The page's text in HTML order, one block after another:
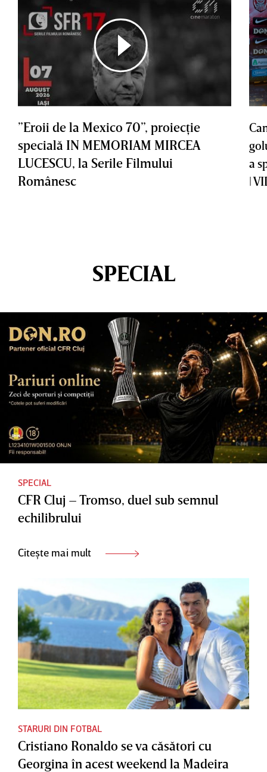
”Eroii de la Mexico 70”, proiecţie
specială IN MEMORIAM MIRCEA
LUCESCU, la Serile Filmului
Românesc
a
|
SPECIAL
SPECIAL
CFR Cluj – Tromso, duel sub semnul
echilibrului
Citește mai mult
STARURI DIN FOTBAL
Cristiano Ronaldo se va căsători cu
Georgina în acest weekend la Madeira